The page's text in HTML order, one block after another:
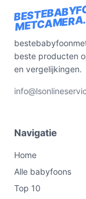
beste producten
en vergelijkingen.
Navigatie
Home
Alle babyfoons
Top 10